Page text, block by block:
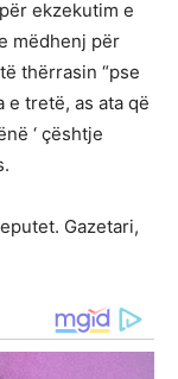
ekzekutim e
mëdhenj për
thërrasin “pse
e tretë, as ata që
‘ çështje
Gazetari,